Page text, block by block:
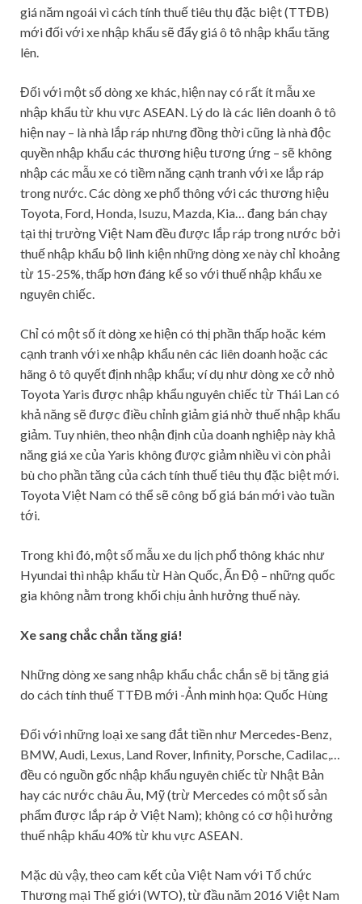
giá năm ngoái vì cách tính thuế tiêu thụ đặc biệt (TTĐB)
mới đối với xe nhập khẩu sẽ đẩy giá ô tô nhập khẩu tăng
lên.
Đối với một số dòng xe khác, hiện nay có rất ít mẫu xe
nhập khẩu từ khu vực ASEAN. Lý do là các liên doanh ô tô
hiện nay – là nhà lắp ráp nhưng đồng thời cũng là nhà độc
quyền nhập khẩu các thương hiệu tương ứng – sẽ không
nhập các mẫu xe có tiềm năng cạnh tranh với xe lắp ráp
trong nước. Các dòng xe phổ thông với các thương hiệu
Toyota, Ford, Honda, Isuzu, Mazda, Kia… đang bán chạy
tại thị trường Việt Nam đều được lắp ráp trong nước bởi
thuế nhập khẩu bộ linh kiện những dòng xe này chỉ khoảng
từ 15-25%, thấp hơn đáng kể so với thuế nhập khẩu xe
nguyên chiếc.
Chỉ có một số ít dòng xe hiện có thị phần thấp hoặc kém
cạnh tranh với xe nhập khẩu nên các liên doanh hoặc các
hãng ô tô quyết định nhập khẩu; ví dụ như dòng xe cở nhỏ
Toyota Yaris được nhập khẩu nguyên chiếc từ Thái Lan có
khả năng sẽ được điều chỉnh giảm giá nhờ thuế nhập khẩu
giảm. Tuy nhiên, theo nhận định của doanh nghiệp này khả
năng giá xe của Yaris không được giảm nhiều vì còn phải
bù cho phần tăng của cách tính thuế tiêu thụ đặc biệt mới.
Toyota Việt Nam có thể sẽ công bố giá bán mới vào tuần
tới.
Trong khi đó, một số mẫu xe du lịch phổ thông khác như
Hyundai thì nhập khẩu từ Hàn Quốc, Ấn Độ – những quốc
gia không nằm trong khối chịu ảnh hưởng thuế này.
Xe sang chắc chắn tăng giá!
Những dòng xe sang nhập khẩu chắc chắn sẽ bị tăng giá
do cách tính thuế TTĐB mới -Ảnh minh họa: Quốc Hùng
Đối với những loại xe sang đắt tiền như Mercedes-Benz,
BMW, Audi, Lexus, Land Rover, Infinity, Porsche, Cadilac,…
đều có nguồn gốc nhập khẩu nguyên chiếc từ Nhật Bản
hay các nước châu Âu, Mỹ (trừ Mercedes có một số sản
phẩm được lắp ráp ở Việt Nam); không có cơ hội hưởng
thuế nhập khẩu 40% từ khu vực ASEAN.
Mặc dù vậy, theo cam kết của Việt Nam với Tổ chức
Thương mại Thế giới (WTO), từ đầu năm 2016 Việt Nam